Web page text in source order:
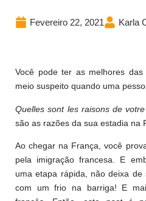
Fevereiro 22, 2021 Karla
Você pode ter as melhores
meio suspeito quando uma
Quelles sont les raisons de
são as razões da sua estadia na
Ao chegar na França, você
pela imigração francesa. E
uma etapa rápida, não deixa de
com um frio na barriga! E